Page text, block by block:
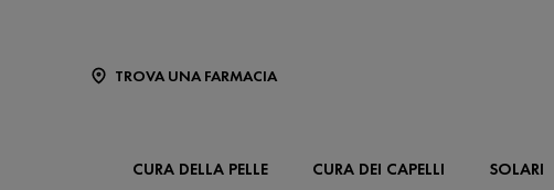
TROVA UNA FARMACIA
CURA DELLA PELLE CURA DEI CAPELLI SOLARI